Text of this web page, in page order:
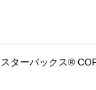
スターバックス®